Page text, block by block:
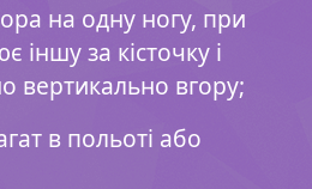
на одну ногу, при
іншу за кісточку і
вертикально вгору;
в польоті або